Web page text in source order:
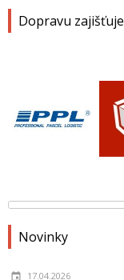
Dopravu zajišťuje
Novinky
17.04.2026